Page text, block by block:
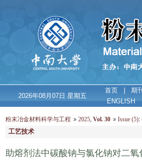
2026年08月07日 星期五
首页 期
ENGLISH
粉末冶金材料科学与工程 2025, Vol. 30 Issue (5):
工艺技术
助熔剂法中碳酸钠与氯化钠对二